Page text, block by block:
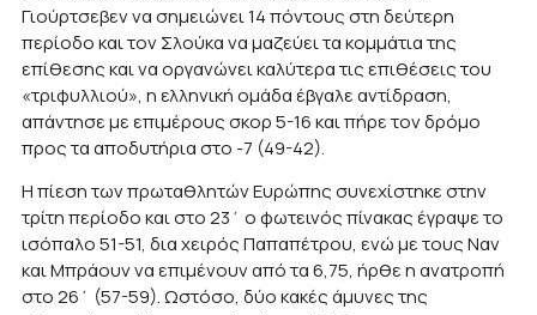
Γιούρτσεβεν να σημειώνει 14 πόντους στη δεύτερη
περίοδο και τον Σλούκα να μαζεύει τα κομμάτια της
επίθεσης και να οργανώνει καλύτερα τις επιθέσεις του
«τριφυλλιού», η ελληνική ομάδα έβγαλε αντίδραση,
απάντησε με επιμέρους σκορ 5-16 και πήρε τον δρόμο
προς τα αποδυτήρια στο -7 (49-42).
Η πίεση των πρωταθλητών Ευρώπης συνεχίστηκε στην
τρίτη περίοδο και στο 23΄ ο φωτεινός πίνακας έγραψε το
ισόπαλο 51-51, δια χειρός Παπαπέτρου, ενώ με τους Ναν
και Μπράουν να επιμένουν από τα 6,75, ήρθε η ανατροπή
στο 26΄ (57-59). Ωστόσο, δύο κακές άμυνες της